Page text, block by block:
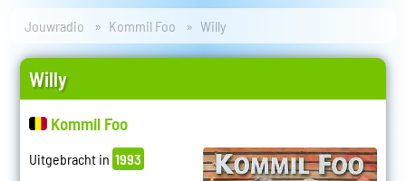
Jouwradio Kommil Foo Willy
Willy
Kommil Foo
Uitgebracht in 1993